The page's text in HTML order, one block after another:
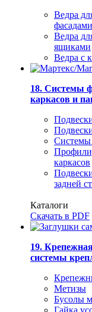
Ведра
фасадами
Ведра
ящиками
Ведра с
18. Системы
каркасов и
Системы
каркасов
задней
Каталоги
Скачать в PDF
19.
системы
Метизы
Бусолы
Гайка